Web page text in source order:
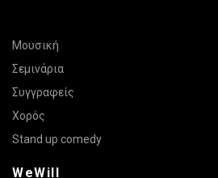
Μουσική
Σεμινάρια
Συγγραφείς
Χορός
Stand up comedy
WeWill